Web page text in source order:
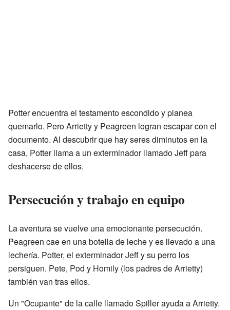
Potter encuentra el testamento escondido y planea
quemarlo. Pero Arrietty y Peagreen logran escapar con el
documento. Al descubrir que hay seres diminutos en la
casa, Potter llama a un exterminador llamado Jeff para
deshacerse de ellos.
Persecución y trabajo en equipo
La aventura se vuelve una emocionante persecución.
Peagreen cae en una botella de leche y es llevado a una
lechería. Potter, el exterminador Jeff y su perro los
persiguen. Pete, Pod y Homily (los padres de Arrietty)
también van tras ellos.
Un "Ocupante" de la calle llamado Spiller ayuda a Arrietty.